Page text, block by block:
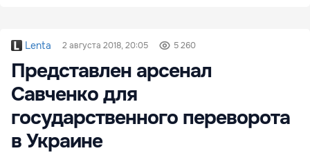
Lenta 2 августа 2018, 20:05 5 260
Представлен арсенал
Савченко для
государственного переворота
в Украине